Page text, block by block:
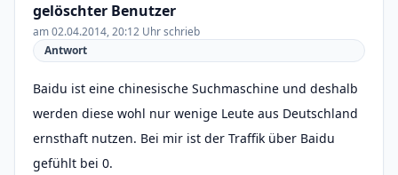
gelöschter Benutzer
am 02.04.2014, 20:12 Uhr schrieb
Antwort
Baidu ist eine chinesische Suchmaschine und deshalb
werden diese wohl nur wenige Leute aus Deutschland
ernsthaft nutzen. Bei mir ist der Traffik über Baidu
gefühlt bei 0.